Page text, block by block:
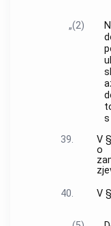
„(2)
s
39.
V
o
40.
V